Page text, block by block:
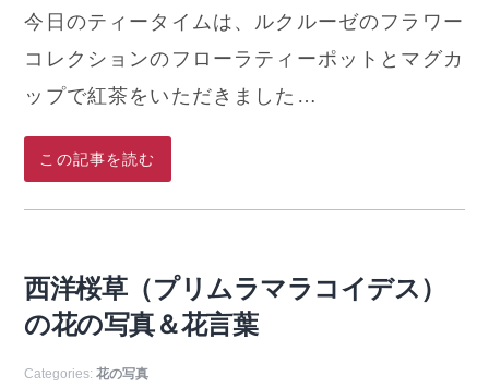
今日のティータイムは、ルクルーゼのフラワー
コレクションのフローラティーポットとマグカ
ップで紅茶をいただきました…
この記事を読む
西洋桜草（プリムラマラコイデス）
の花の写真＆花言葉
Categories:花の写真